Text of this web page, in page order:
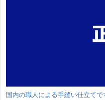
国内の職人による手縫い仕立て